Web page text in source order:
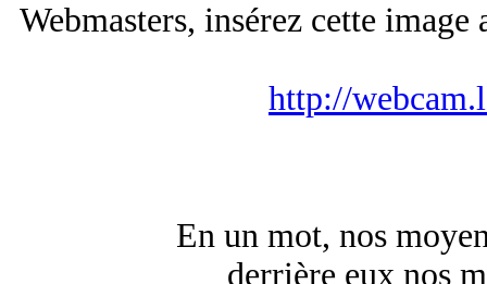
Webmasters, insérez cette
http://
En un mot, nos
derrière eux nos